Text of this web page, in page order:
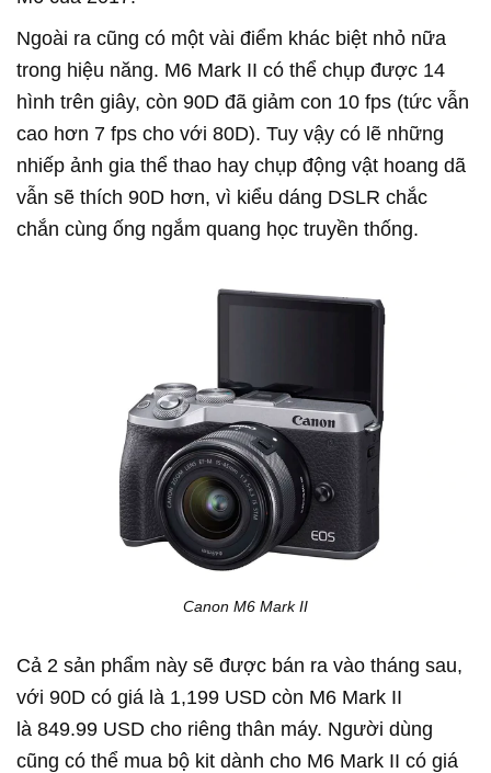
Ngoài ra cũng có một vài điểm khác biệt nhỏ nữa
trong hiệu năng. M6 Mark II có thể chụp được 14
hình trên giây, còn 90D đã giảm con 10 fps (tức vẫn
cao hơn 7 fps cho với 80D). Tuy vậy có lẽ những
nhiếp ảnh gia thể thao hay chụp động vật hoang dã
vẫn sẽ thích 90D hơn, vì kiểu dáng DSLR chắc
chắn cùng ống ngắm quang học truyền thống.
Canon M6 Mark II
Cả 2 sản phẩm này sẽ được bán ra vào tháng sau,
với 90D có giá là 1,199 USD còn M6 Mark II
là 849.99 USD cho riêng thân máy. Người dùng
cũng có thể mua bộ kit dành cho M6 Mark II có giá